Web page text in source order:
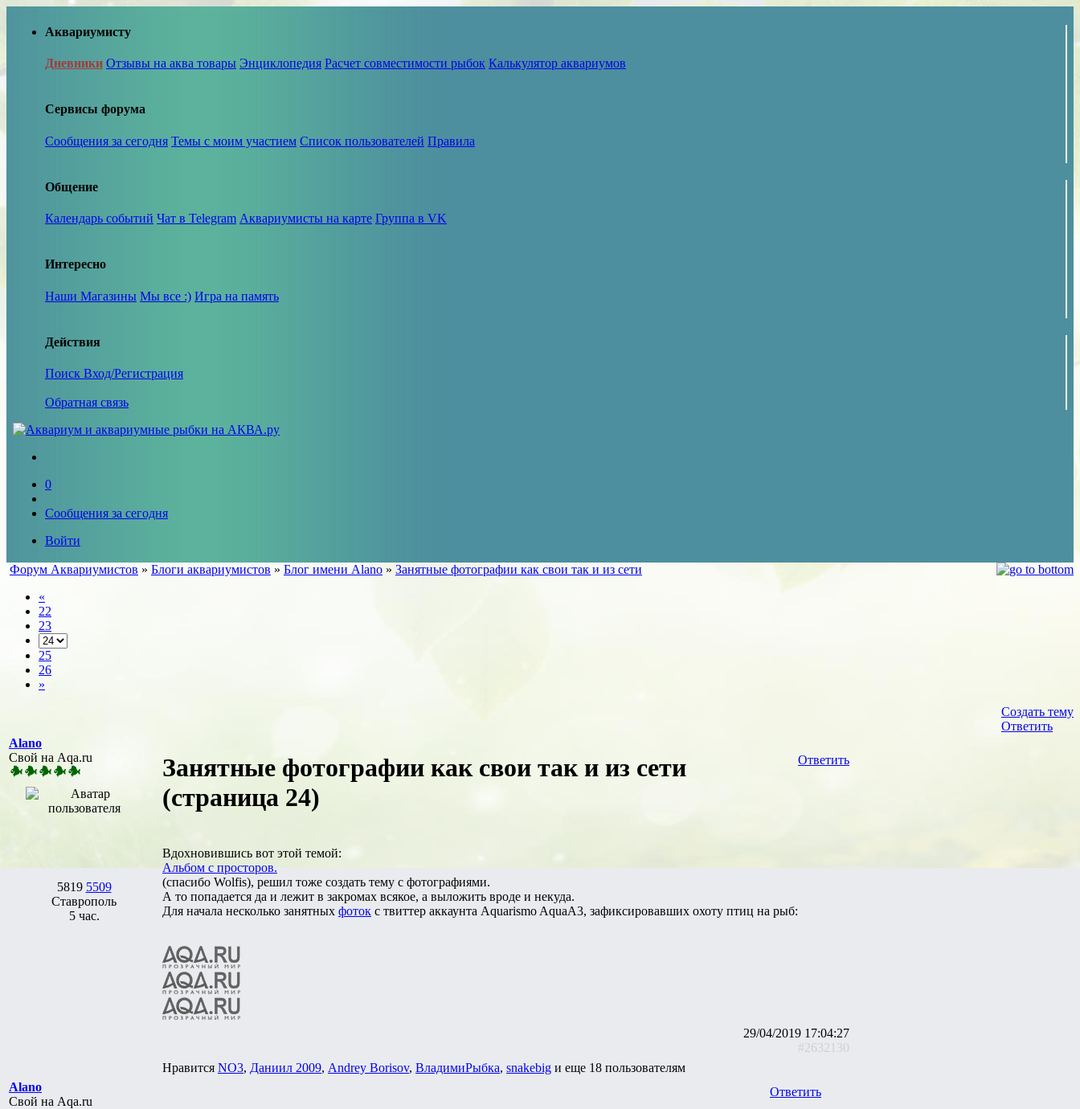
Аквариумисту
Дневники Отзывы на аква товары Энциклопедия Расчет совместимости рыбок Калькулятор аквариумов
Сервисы форума
Сообщения за сегодня Темы с моим участием Список пользователей Правила
Общение
Календарь событий Чат в Telegram Аквариумисты на карте Группа в VK
Интересно
Наши Магазины Мы все :) Игра на память
Действия
Поиск Вход/Регистрация
Обратная связь
0
Сообщения за сегодня
Войти
Форум Аквариумистов » Блоги аквариумистов » Блог имени Alano » Занятные фотографии как свои так и из сети
«
22
23
25
26
»
Создать тему
Ответить
Alano
Свой на Aqa.ru
5819 5509
Ставрополь
5 час.
Ответить
Занятные фотографии как свои так и из сети
(страница 24)
Вдохновившись вот этой темой:
Альбом с просторов.
(спасибо Wolfis), решил тоже создать тему с фотографиями.
А то попадается да и лежит в закромах всякое, а выложить вроде и некуда.
Для начала несколько занятных фоток с твиттер аккаунта Aquarismo AquaA3, зафиксировавших охоту птиц на рыб:
29/04/2019 17:04:27
#2632130
Нравится NO3, Даниил 2009, Andrey Borisov, ВладимиРыбка, snakebig и еще 18 пользователям
Alano
Свой на Aqa.ru
Ответить